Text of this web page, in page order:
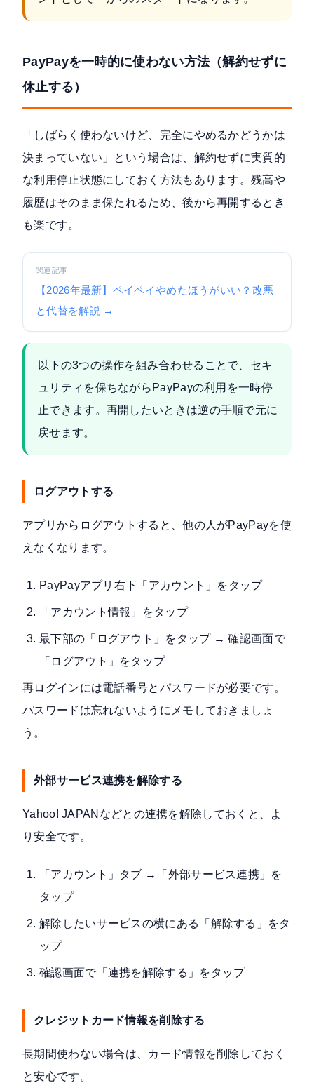
PayPayを一時的に使わない方法（解約せずに
休止する）
「しばらく使わないけど、完全にやめるかどうかは
決まっていない」という場合は、解約せずに実質的
な利用停止状態にしておく方法もあります。残高や
履歴はそのまま保たれるため、後から再開するとき
も楽です。
関連記事
【2026年最新】ペイペイやめたほうがいい？改悪
と代替を解説 →
以下の3つの操作を組み合わせることで、セキ
ュリティを保ちながらPayPayの利用を一時停
止できます。再開したいときは逆の手順で元に
戻せます。
ログアウトする
アプリからログアウトすると、他の人がPayPayを使
えなくなります。
PayPayアプリ右下「アカウント」をタップ
「アカウント情報」をタップ
最下部の「ログアウト」をタップ → 確認画面で
「ログアウト」をタップ
再ログインには電話番号とパスワードが必要です。
パスワードは忘れないようにメモしておきましょ
う。
外部サービス連携を解除する
Yahoo! JAPANなどとの連携を解除しておくと、よ
り安全です。
「アカウント」タブ →「外部サービス連携」を
タップ
解除したいサービスの横にある「解除する」をタ
ップ
確認画面で「連携を解除する」をタップ
クレジットカード情報を削除する
長期間使わない場合は、カード情報を削除しておく
と安心です。